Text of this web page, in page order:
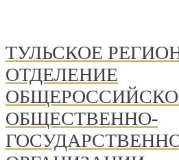
ТУЛЬСКОЕ
ОТДЕЛЕНИЕ
ОБЩЕСТВЕННО-